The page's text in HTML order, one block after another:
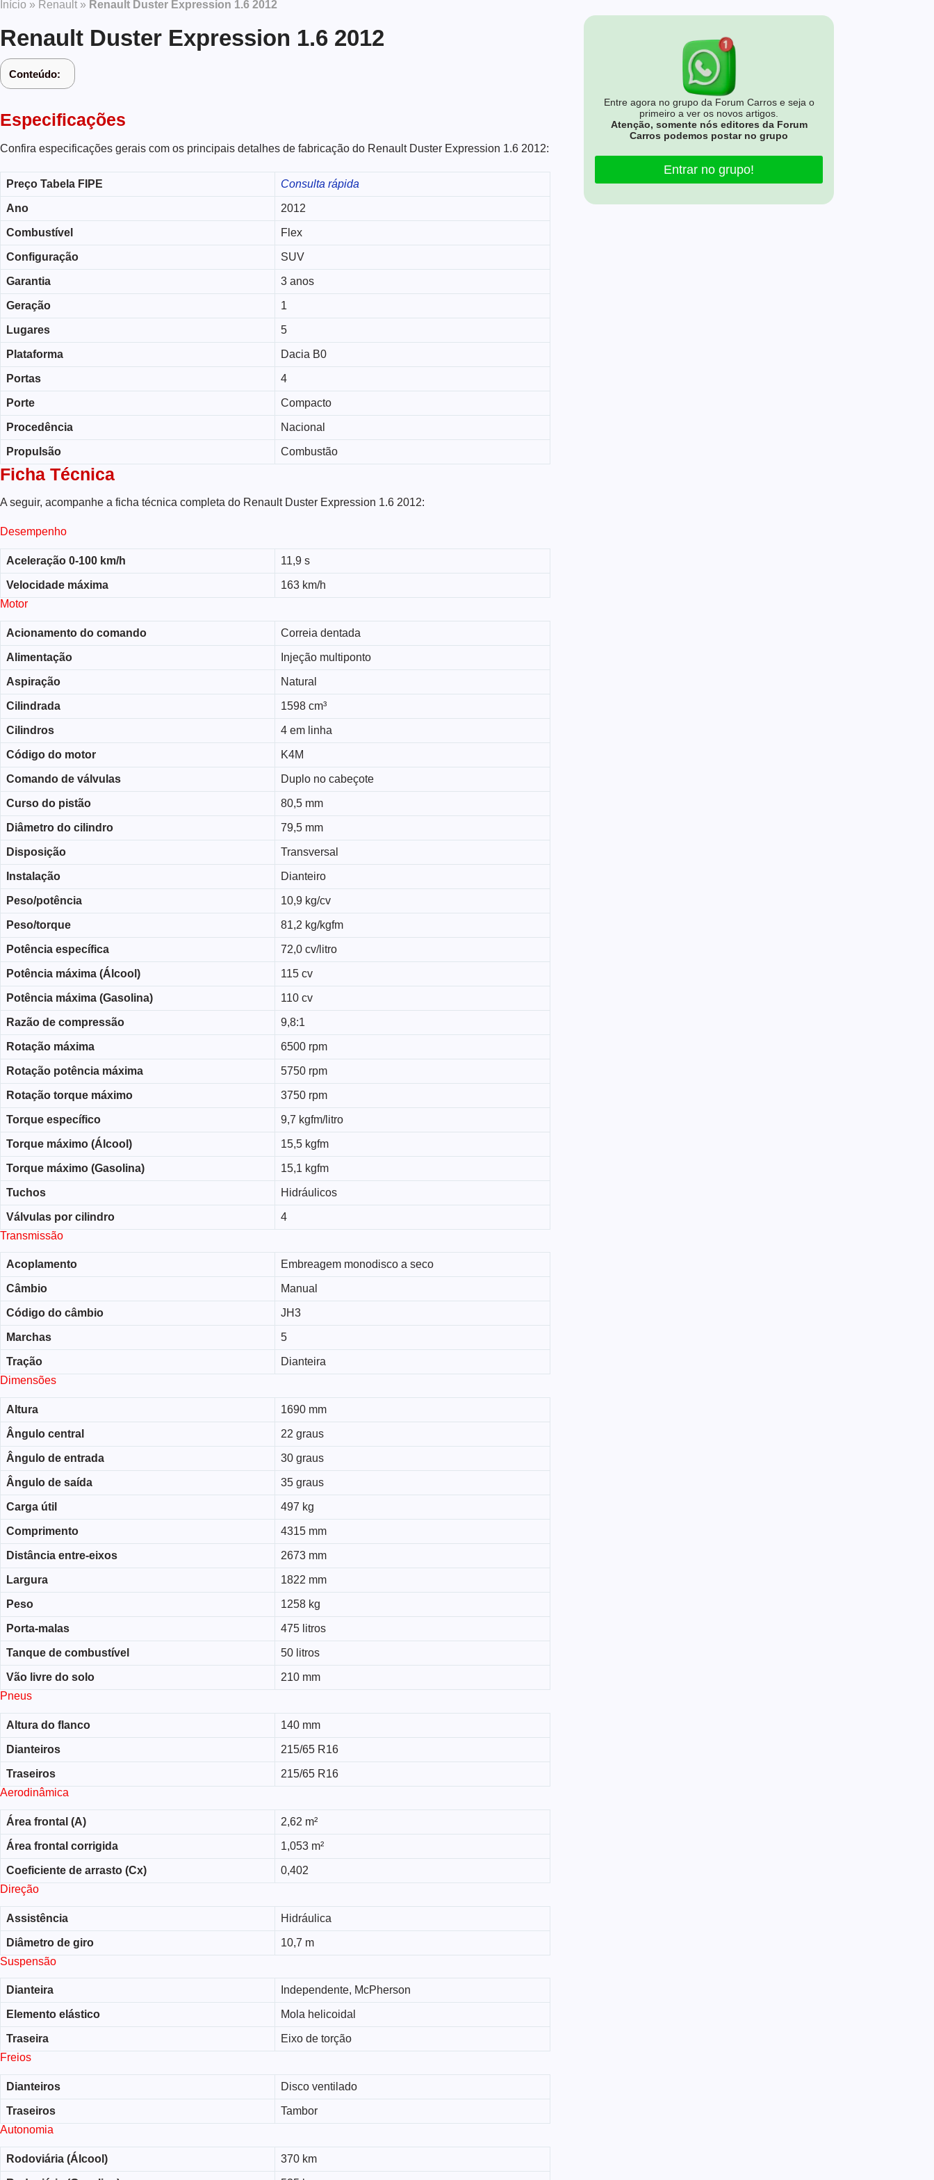
Início » Renault » Renault Duster Expression 1.6 2012
Renault Duster Expression 1.6 2012
Conteúdo:
Especificações
Confira especificações gerais com os principais detalhes de fabricação do Renault Duster Expression 1.6 2012:
Preço Tabela FIPE Consulta rápida
Ano 2012
Combustível Flex
Configuração SUV
Garantia 3 anos
Geração 1
Lugares 5
Plataforma Dacia B0
Portas 4
Porte Compacto
Procedência Nacional
Propulsão Combustão
Ficha Técnica
A seguir, acompanhe a ficha técnica completa do Renault Duster Expression 1.6 2012:
Desempenho
Aceleração 0-100 km/h 11,9 s
Velocidade máxima
163 km/h
Motor
Acionamento do comando Correia dentada
Alimentação Injeção multiponto
Aspiração Natural
Cilindrada 1598 cm³
Cilindros 4 em linha
Código do motor K4M
Comando de válvulas Duplo no cabeçote
Curso do pistão 80,5 mm
Diâmetro do cilindro 79,5 mm
Disposição Transversal
Instalação Dianteiro
Peso/potência 10,9 kg/cv
Peso/torque 81,2 kg/kgfm
Potência específica 72,0 cv/litro
Potência máxima (Álcool) 115 cv
Potência máxima (Gasolina) 110 cv
Razão de compressão 9,8:1
Rotação máxima 6500 rpm
Rotação potência máxima 5750 rpm
Rotação torque máximo 3750 rpm
Torque específico 9,7 kgfm/litro
Torque máximo (Álcool) 15,5 kgfm
Torque máximo (Gasolina) 15,1 kgfm
Tuchos Hidráulicos
Válvulas por cilindro
4
Transmissão
Acoplamento Embreagem monodisco a seco
Câmbio Manual
Código do câmbio JH3
Marchas 5
Tração
Dianteira
Dimensões
Altura 1690 mm
Ângulo central 22 graus
Ângulo de entrada 30 graus
Ângulo de saída 35 graus
Carga útil 497 kg
Comprimento 4315 mm
Distância entre-eixos 2673 mm
Largura 1822 mm
Peso 1258 kg
Porta-malas 475 litros
Tanque de combustível 50 litros
Vão livre do solo
210 mm
Pneus
Altura do flanco 140 mm
Dianteiros 215/65 R16
Traseiros
215/65 R16
Aerodinâmica
Área frontal (A) 2,62 m²
Área frontal corrigida 1,053 m²
Coeficiente de arrasto (Cx)
0,402
Direção
Assistência Hidráulica
Diâmetro de giro
10,7 m
Suspensão
Dianteira Independente, McPherson
Elemento elástico Mola helicoidal
Traseira
Eixo de torção
Freios
Dianteiros Disco ventilado
Traseiros
Tambor
Autonomia
Rodoviária (Álcool) 370 km
Entre agora no grupo da Forum Carros e seja o
primeiro a ver os novos artigos.
Atenção, somente nós editores da Forum
Carros podemos postar no grupo
Entrar no grupo!